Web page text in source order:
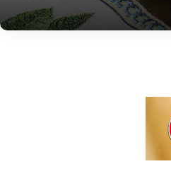
Sponsorizzato da CRASTAN spa